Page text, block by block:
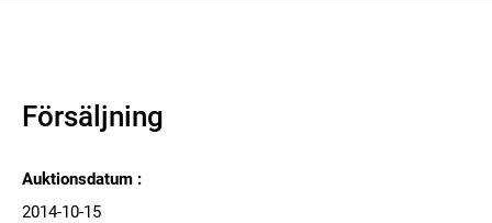
Försäljning
Auktionsdatum :
2014-10-15